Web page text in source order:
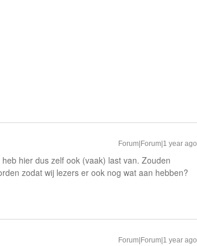
Forum|Forum|1 year ago
hier dus zelf ook (vaak) last van. Zouden
zodat wij lezers er ook nog wat aan hebben?
Forum|Forum|1 year ago